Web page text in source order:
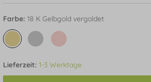
Farbe: 18 K Gelbgold vergoldet
Lieferzeit: 1-3 Werktage